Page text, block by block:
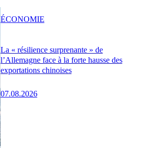
La « résilience surprenante » de
l’Allemagne face à la forte hausse des
exportations chinoises
07.08.2026
ÉCONOMIE